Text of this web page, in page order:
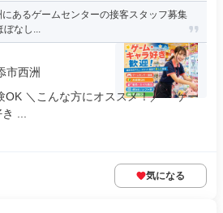
にあるゲームセンターの接客スタッフ募集
ぼなし...
市西洲
OK ＼こんな方にオススメ！／ ・ゲー
...
気になる